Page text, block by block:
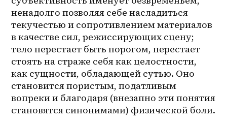
ненадолго позволяя себе насладиться
текучестью и сопротивлением материалов
в качестве сил, режиссирующих сцену;
тело перестает быть порогом, перестает
стоять на страже себя как целостности,
как сущности, обладающей сутью. Оно
становится пористым, податливым
вопреки и благодаря (внезапно эти понятия
становятся синонимами) физической боли.